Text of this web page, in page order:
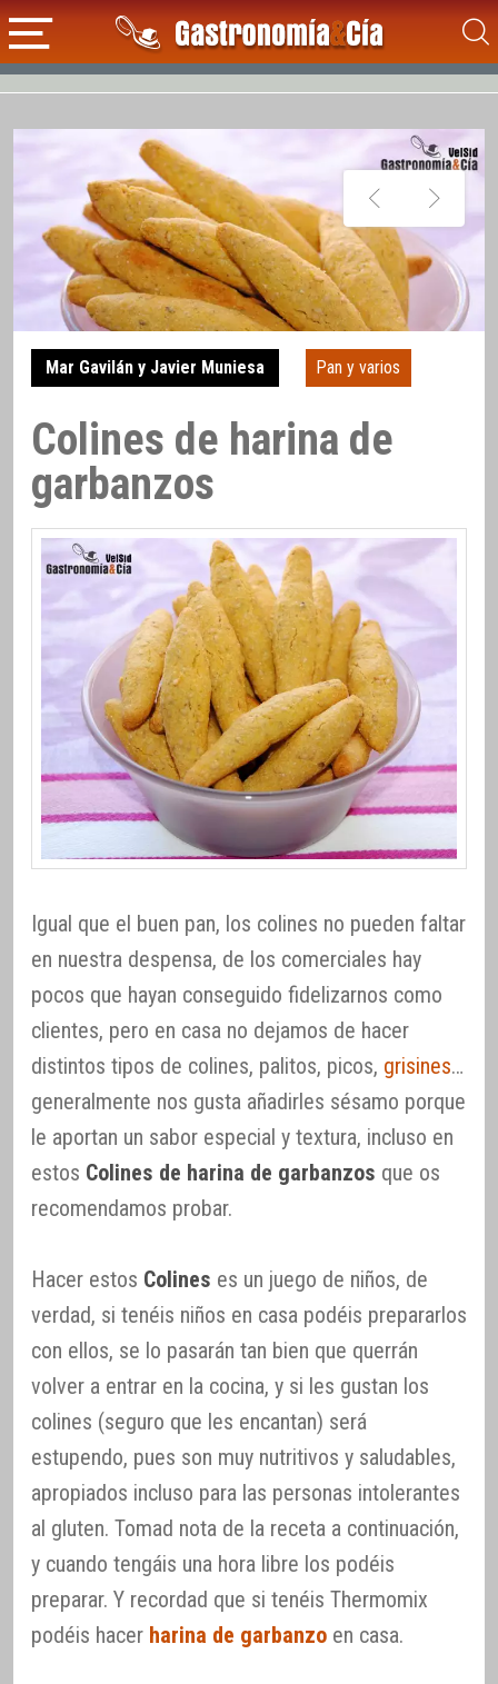
Mar Gavilán y Javier Muniesa Pan y varios
Colines de harina de
garbanzos
Igual que el buen pan, los colines no pueden faltar
en nuestra despensa, de los comerciales hay
pocos que hayan conseguido fidelizarnos como
clientes, pero en casa no dejamos de hacer
distintos tipos de colines, palitos, picos, grisines…
generalmente nos gusta añadirles sésamo porque
le aportan un sabor especial y textura, incluso en
estos Colines de harina de garbanzos que os
recomendamos probar.
Hacer estos Colines es un juego de niños, de
verdad, si tenéis niños en casa podéis prepararlos
con ellos, se lo pasarán tan bien que querrán
volver a entrar en la cocina, y si les gustan los
colines (seguro que les encantan) será
estupendo, pues son muy nutritivos y saludables,
apropiados incluso para las personas intolerantes
al gluten. Tomad nota de la receta a continuación,
y cuando tengáis una hora libre los podéis
preparar. Y recordad que si tenéis Thermomix
podéis hacer harina de garbanzo en casa.